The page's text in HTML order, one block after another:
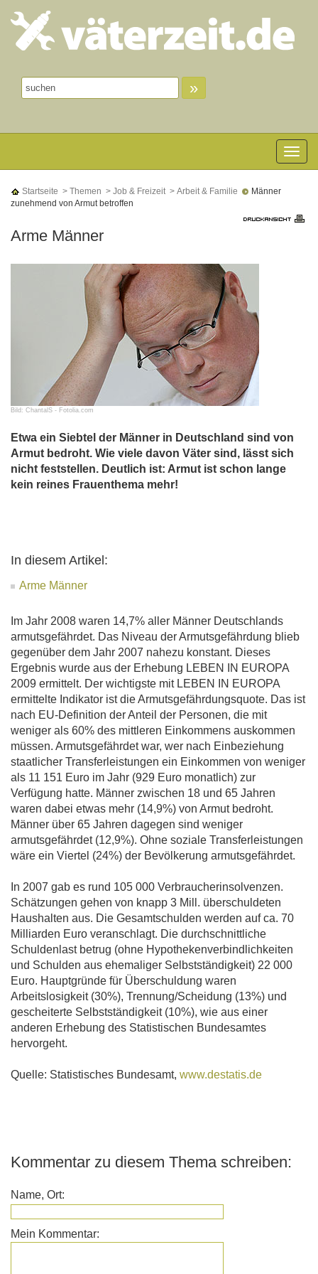
»
Toggle
Startseite > Themen > Job & Freizeit > Arbeit & Familie
Männer
zunehmend von Armut betroffen
Arme Männer
Bild: ChantalS - Fotolia.com
Etwa ein Siebtel der Männer in Deutschland sind von
Armut bedroht. Wie viele davon Väter sind, lässt sich
nicht feststellen. Deutlich ist: Armut ist schon lange
kein reines Frauenthema mehr!
In diesem Artikel:
Arme Männer
Im Jahr 2008 waren 14,7% aller Männer Deutschlands
armutsgefährdet. Das Niveau der Armutsgefährdung blieb
gegenüber dem Jahr 2007 nahezu konstant. Dieses
Ergebnis wurde aus der Erhebung LEBEN IN EUROPA
2009 ermittelt. Der wichtigste mit LEBEN IN EUROPA
ermittelte Indikator ist die Armutsgefährdungsquote. Das ist
nach EU-Definition der Anteil der Personen, die mit
weniger als 60% des mittleren Einkommens auskommen
müssen. Armutsgefährdet war, wer nach Einbeziehung
staatlicher Transferleistungen ein Einkommen von weniger
als 11 151 Euro im Jahr (929 Euro monatlich) zur
Verfügung hatte. Männer zwischen 18 und 65 Jahren
waren dabei etwas mehr (14,9%) von Armut bedroht.
Männer über 65 Jahren dagegen sind weniger
armutsgefährdet (12,9%). Ohne soziale Transferleistungen
wäre ein Viertel (24%) der Bevölkerung armutsgefährdet.
In 2007 gab es rund 105 000 Verbraucherinsolvenzen.
Schätzungen gehen von knapp 3 Mill. überschuldeten
Haushalten aus. Die Gesamtschulden werden auf ca. 70
Milliarden Euro veranschlagt. Die durchschnittliche
Schuldenlast betrug (ohne Hypothekenverbindlichkeiten
und Schulden aus ehemaliger Selbstständigkeit) 22 000
Euro. Hauptgründe für Überschuldung waren
Arbeitslosigkeit (30%), Trennung/Scheidung (13%) und
gescheiterte Selbstständigkeit (10%), wie aus einer
anderen Erhebung des Statistischen Bundesamtes
hervorgeht.
Quelle: Statistisches Bundesamt, www.destatis.de
Kommentar zu diesem Thema schreiben:
Name, Ort:
Mein Kommentar: